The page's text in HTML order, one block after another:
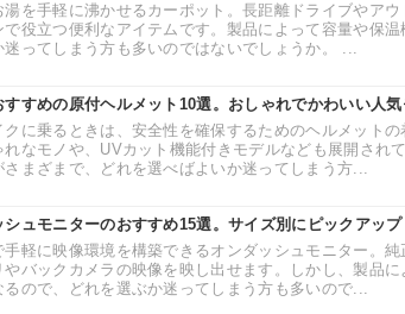
湯を手軽に沸かせるカーポット。長距離ドライブやア
で役立つ便利なアイテムです。製品によって容量や保
迷ってしまう方も多いのではないでしょうか。 ...
すすめの原付ヘルメット10選。おしゃれでかわいい人
クに乗るときは、安全性を確保するためのヘルメット
れなモノや、UVカット機能付きモデルなども展開され
さまざまで、どれを選べばよいか迷ってしまう方...
シュモニターのおすすめ15選。サイズ別にピックアップ
手軽に映像環境を構築できるオンダッシュモニター。
やバックカメラの映像を映し出せます。しかし、製品
るので、どれを選ぶか迷ってしまう方も多いので...